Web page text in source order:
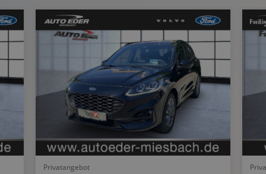
Privatangebot